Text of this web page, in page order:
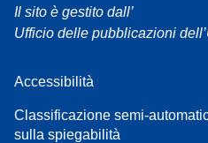
Il sito è gestito dall’
Ufficio delle pubblicazioni
Accessibilità
Classificazione semi-
sulla spiegabilità